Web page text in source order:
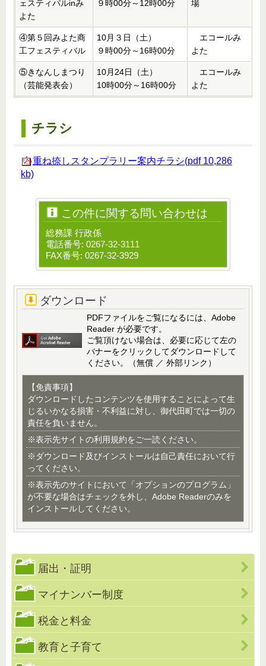
ェスティバルinみ
よた
９時00分～12時00分 場
④第５回みよた商
工フェスティバル
10月３日（土）
９時00分～16時00分
エコールみ
よた
⑤きなんしまつり
（芸能発表会）
10月24日（土）
10時00分～16時00分
エコールみ
よた
チラシ
重ね捺しスタンプラリー案内チラシ(pdf 10,286
kb)
この件に関する問い合わせは
総務課 行政係
電話番号: 0267-32-3111
FAX番号: 0267-32-3929
ダウンロード
PDFファイルをご覧になるには、Adobe
Reader が必要です。
ご覧頂けない場合は、必要に応じて左の
バナーをクリックしてダウンロードして
ください。（無償 ／ 外部リンク）
【免責事項】
ダウンロードしたコンテンツを使用することによって生
じるいかなる損害・不利益に対し、御代田町では一切の
責任を負いません。
※表示先サイトの利用規約をご一読ください。
※ダウンロード及びインストールは自己責任において行
ってください。
※表示先のサイトにおいて「オプションのプログラム」
が不要な場合はチェックを外し、Adobe Readerのみを
インストールしてください。
届出・証明
マイナンバー制度
税金と料金
教育と子育て